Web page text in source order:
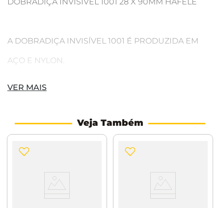
A DOBRADIÇA INVISÍVEL 1001 É PRODUZIDA EM
AÇO E NYLON.
Versão: Para montagem embutida
Formato do canto: arredondada
Largura da aba: 28 mm
Material: Aço inox, Poliamida
Altura da aba: 90 mm
VER MAIS
Veja Também